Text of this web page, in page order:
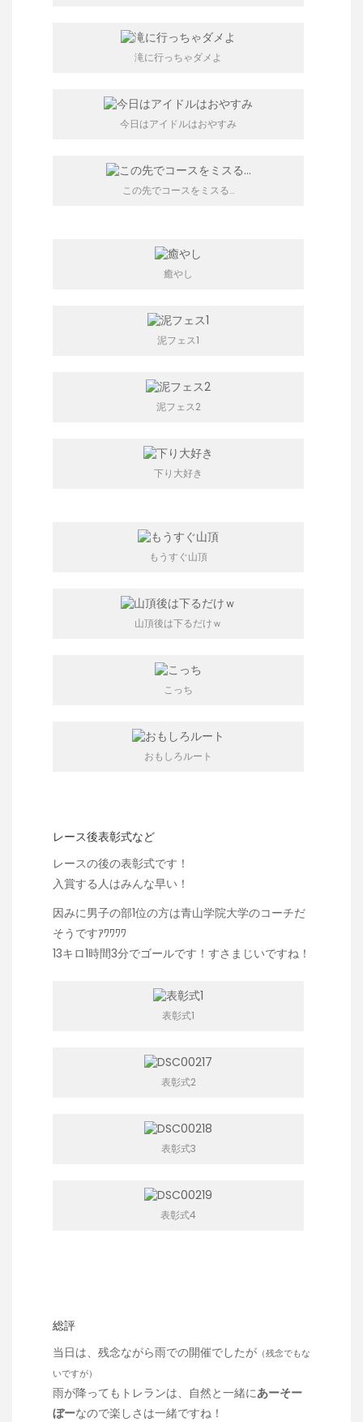
滝に行っちゃダメよ
今日はアイドルはおやすみ
この先でコースをミスる…
癒やし
泥フェス1
泥フェス2
下り大好き
もうすぐ山頂
山頂後は下るだけｗ
こっち
おもしろルート
レース後表彰式など
レースの後の表彰式です！
入賞する人はみんな早い！
因みに男子の部1位の方は青山学院大学のコーチだ
そうですｱﾜﾜﾜﾜ
13キロ1時間3分でゴールです！すさまじいですね！
表彰式1
表彰式2
表彰式3
表彰式4
総評
当日は、残念ながら雨での開催でしたが （残念でもな
いですが）
雨が降ってもトレランは、自然と一緒にあーそー
ぼーなので楽しさは一緒ですね！